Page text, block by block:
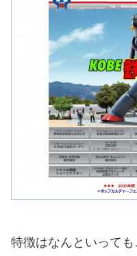
特徴はなんといって